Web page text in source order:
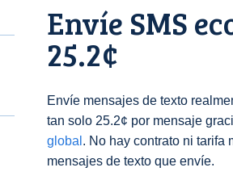
Envíe SMS
25.2¢
Envíe mensajes de texto
tan solo 25.2¢ por mensaje
global . No hay contrato ni tarifa
mensajes de texto que envíe.